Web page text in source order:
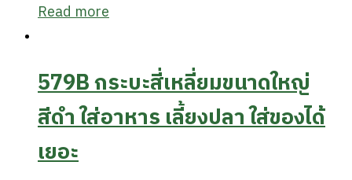
Read more
579B กระบะสี่เหลี่ยมขนาดใหญ่
สีดำ ใส่อาหาร เลี้ยงปลา ใส่ของได้
เยอะ